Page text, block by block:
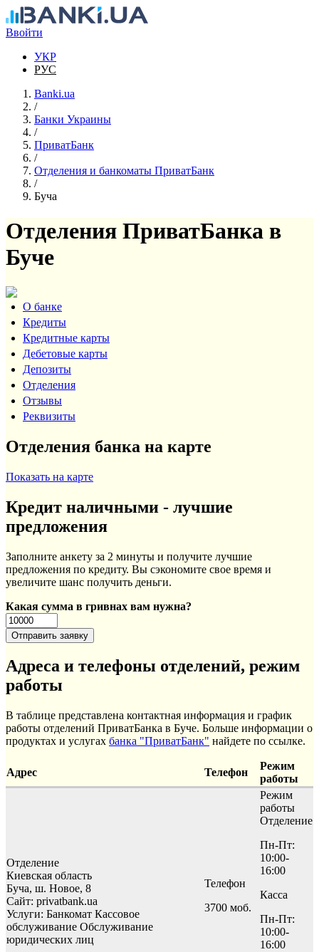
Перейти к основному содержанию
Ввойти
УКР
РУС
Banki.ua
/
Банки Украины
/
ПриватБанк
/
Отделения и банкоматы ПриватБанк
/
Буча
Отделения ПриватБанка в
Буче
О банке
Кредиты
Кредитные карты
Дебетовые карты
Депозиты
Отделения
Отзывы
Реквизиты
Отделения банка на карте
Показать на карте
Кредит наличными - лучшие
предложения
Заполните анкету за 2 минуты и получите лучшие
предложения по кредиту. Вы сэкономите свое время и
увеличите шанс получить деньги.
Какая сумма в гривнах вам нужна?
Адреса и телефоны отделений, режим
работы
В таблице представлена контактная информация и график
работы отделений ПриватБанка в Буче. Больше информации о
продуктах и услугах банка "ПриватБанк" найдете по ссылке.
Адрес Телефон
Режим
работы
Отделение
Киевская область
Буча, ш. Новое, 8
Сайт: privatbank.ua
Услуги: Банкомат Кассовое
обслуживание Обслуживание
юридических лиц
Телефон
3700 моб.
Режим
работы
Отделение
Пн-Пт:
10:00-
16:00
Касса
Пн-Пт:
10:00-
16:00